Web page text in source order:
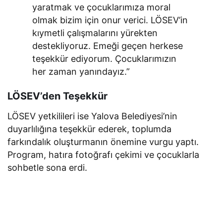
yaratmak ve çocuklarımıza moral
olmak bizim için onur verici. LÖSEV’in
kıymetli çalışmalarını yürekten
destekliyoruz. Emeği geçen herkese
teşekkür ediyorum. Çocuklarımızın
her zaman yanındayız.”
LÖSEV’den Teşekkür
LÖSEV yetkilileri ise Yalova Belediyesi’nin
duyarlılığına teşekkür ederek, toplumda
farkındalık oluşturmanın önemine vurgu yaptı.
Program, hatıra fotoğrafı çekimi ve çocuklarla
sohbetle sona erdi.